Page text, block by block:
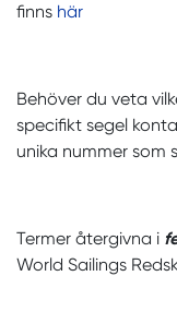
finns här
Behöver du veta
specifikt segel
unika nummer som
Termer återgivna i
World Sailings